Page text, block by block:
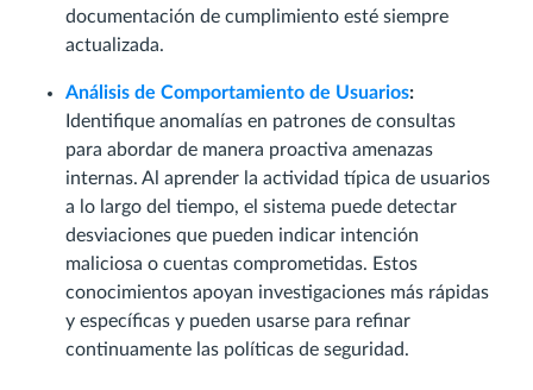
documentación de cumplimiento esté siempre
actualizada.
Análisis de Comportamiento de Usuarios:
Identifique anomalías en patrones de consultas
para abordar de manera proactiva amenazas
internas. Al aprender la actividad típica de usuarios
a lo largo del tiempo, el sistema puede detectar
desviaciones que pueden indicar intención
maliciosa o cuentas comprometidas. Estos
conocimientos apoyan investigaciones más rápidas
y específicas y pueden usarse para refinar
continuamente las políticas de seguridad.